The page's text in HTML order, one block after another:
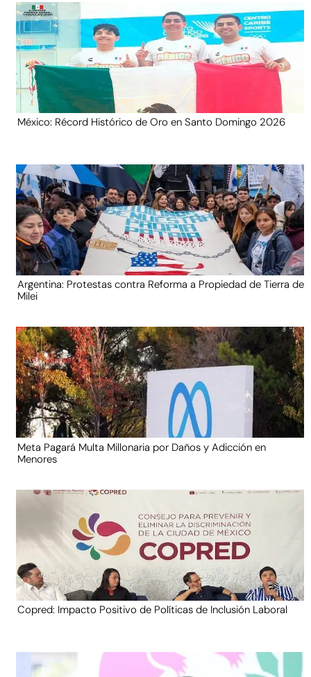
México: Récord Histórico de Oro en Santo Domingo 2026
Argentina: Protestas contra Reforma a Propiedad de Tierra de
Milei
Meta Pagará Multa Millonaria por Daños y Adicción en
Menores
Copred: Impacto Positivo de Políticas de Inclusión Laboral